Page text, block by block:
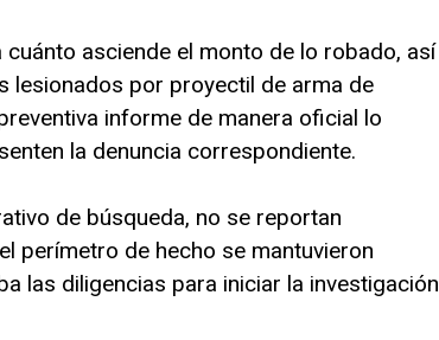
asciende el monto de lo robado, así
lesionados por proyectil de arma de
informe de manera oficial lo
la denuncia correspondiente.
de búsqueda, no se reportan
perímetro de hecho se mantuvieron
las diligencias para iniciar la investigación